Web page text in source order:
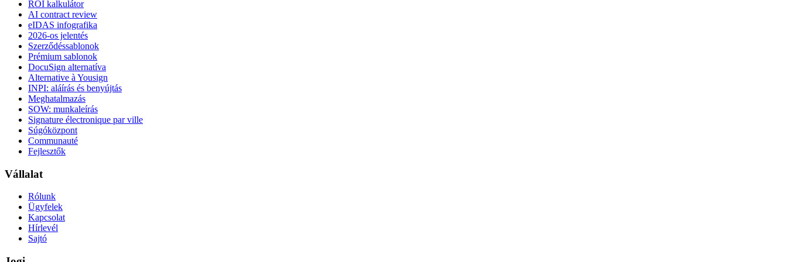
ROI kalkulátor
AI contract review
eIDAS infografika
2026-os jelentés
Szerződéssablonok
Prémium sablonok
DocuSign alternatíva
Alternative à Yousign
INPI: aláírás és benyújtás
Meghatalmazás
SOW: munkaleírás
Signature électronique par ville
Súgóközpont
Communauté
Fejlesztők
Vállalat
Rólunk
Ügyfelek
Kapcsolat
Hírlevél
Sajtó